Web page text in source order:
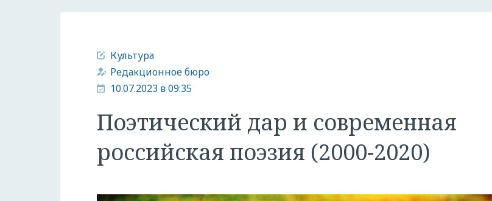
Культура
Редакционное бюро
10.07.2023 в 09:35
Поэтический дар и современная
российская поэзия (2000-2020)